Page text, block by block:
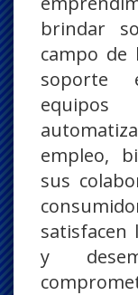
brindar
campo de
soporte
empleo,
sus
satisfacen
y